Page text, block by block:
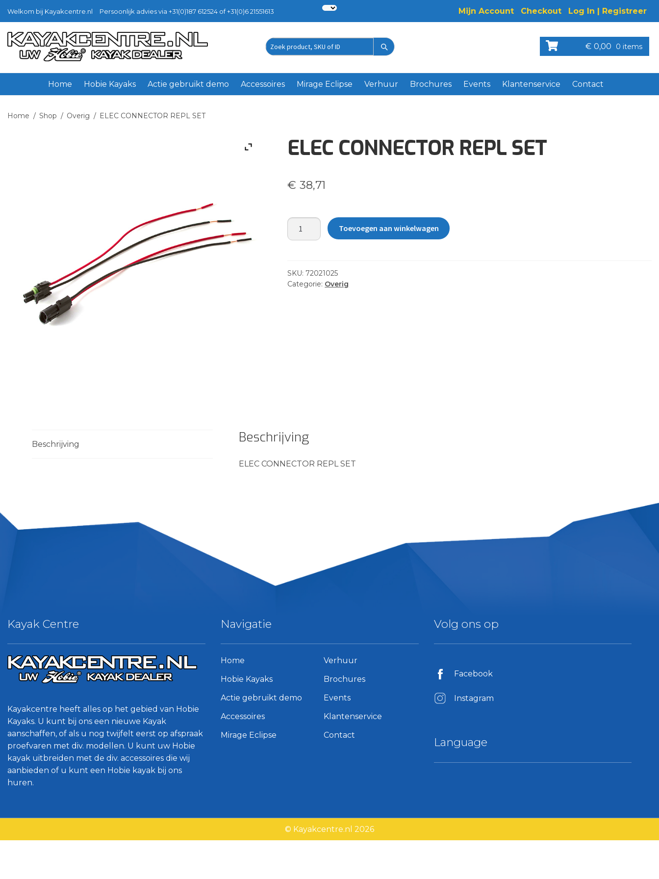
Welkom bij Kayakcentre.nl Persoonlijk advies via +31(0)187 612524 of +31(0)6 21551613 Mijn Account Checkout Log In | Registreer
Ga
door
naar
navigatie
Ga
naar
inhoud
Zoek
€ 0,00 0 items
Home Hobie Kayaks Actie gebruikt demo Accessoires Mirage Eclipse Verhuur Brochures Events Klantenservice Contact
Home / Shop / Overig / ELEC CONNECTOR REPL SET
ELEC CONNECTOR REPL SET
€ 38,71
ELEC
CONNECTOR
aantal
Toevoegen aan winkelwagen
SKU: 72021025
Categorie: Overig
Beschrijving Beschrijving
ELEC CONNECTOR REPL SET
Kayak Centre
Kayakcentre heeft alles op het gebied van Hobie
Kayaks. U kunt bij ons een nieuwe Kayak
aanschaffen, of als u nog twijfelt eerst op afspraak
proefvaren met div. modellen. U kunt uw Hobie
kayak uitbreiden met de div. accessoires die wij
aanbieden of u kunt een Hobie kayak bij ons
huren.
Navigatie
Home
Hobie Kayaks
Actie gebruikt demo
Accessoires
Mirage Eclipse
Verhuur
Brochures
Events
Klantenservice
Contact
Volg ons op
Facebook
Instagram
Language
© Kayakcentre.nl 2026